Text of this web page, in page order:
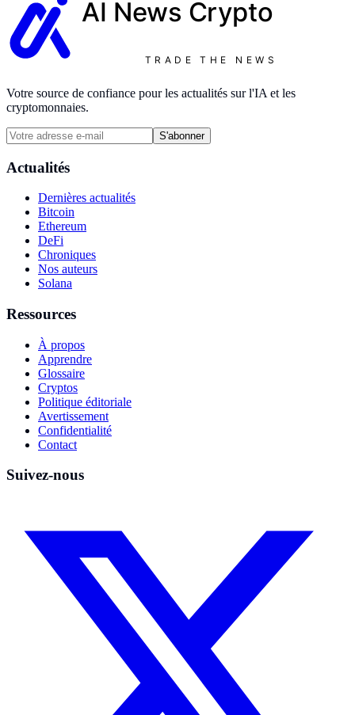
AI News Crypto
TRADE THE NEWS
Votre source de confiance pour les actualités sur l'IA et les
cryptomonnaies.
S'abonner
Actualités
Dernières actualités
Bitcoin
Ethereum
DeFi
Chroniques
Nos auteurs
Solana
Ressources
À propos
Apprendre
Glossaire
Cryptos
Politique éditoriale
Avertissement
Confidentialité
Contact
Suivez-nous